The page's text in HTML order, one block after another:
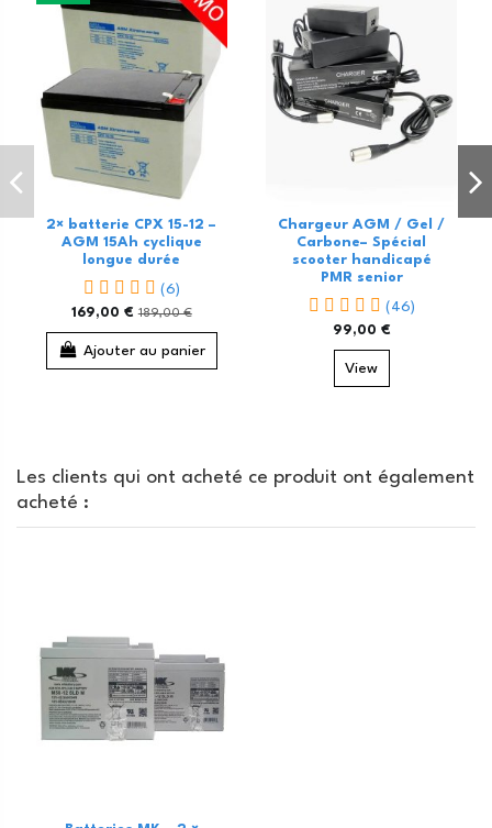
2× batterie CPX 15-12 –
AGM 15Ah cyclique
longue durée
(6)
169,00 €189,00 €
Ajouter au panier
Chargeur AGM / Gel /
Carbone– Spécial
scooter handicapé
PMR senior
(46)
99,00 €
View
Les clients qui ont acheté ce produit ont également
acheté :